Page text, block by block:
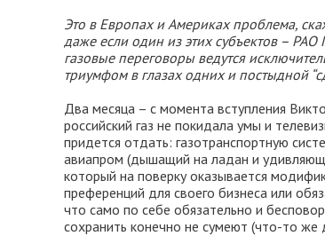
Это в Европах и Америках проблема,
даже если один из этих субъектов –
газовые переговоры ведутся
триумфом в глазах одних и постыдной
Два месяца – с момента вступления
российский газ не покидала умы и
придется отдать: газотранспортную
авиапром (дышащий на ладан и
который на поверку оказывается
преференций для своего бизнеса или
что само по себе обязательно и
сохранить конечно не сумеют (что-то